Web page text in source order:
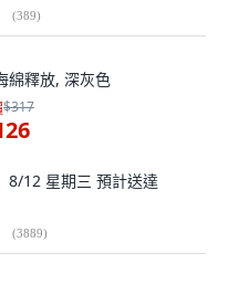
(389)
綿釋放, 深灰色
$317
8/12 星期三 預計送達
(3889)